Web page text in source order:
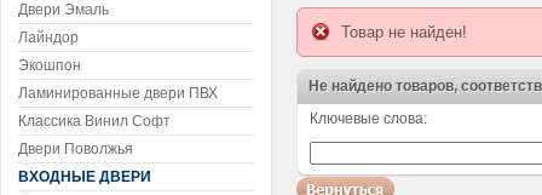
Товар не найден!
Не найдено товаров,
Воспользуйтесь поиском!
Ключевые слова:
Двери Эмаль
Лайндор
Экошпон
Ламинированные двери ПВХ
Классика Винил Софт
Двери Поволжья
ВХОДНЫЕ ДВЕРИ